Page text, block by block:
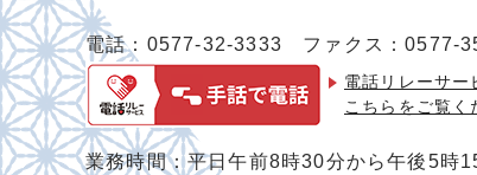
電話：0577-32-3333 ファクス：0577-
電話リレーサー
こちらをご覧く
業務時間：平日午前8時30分から午後5時